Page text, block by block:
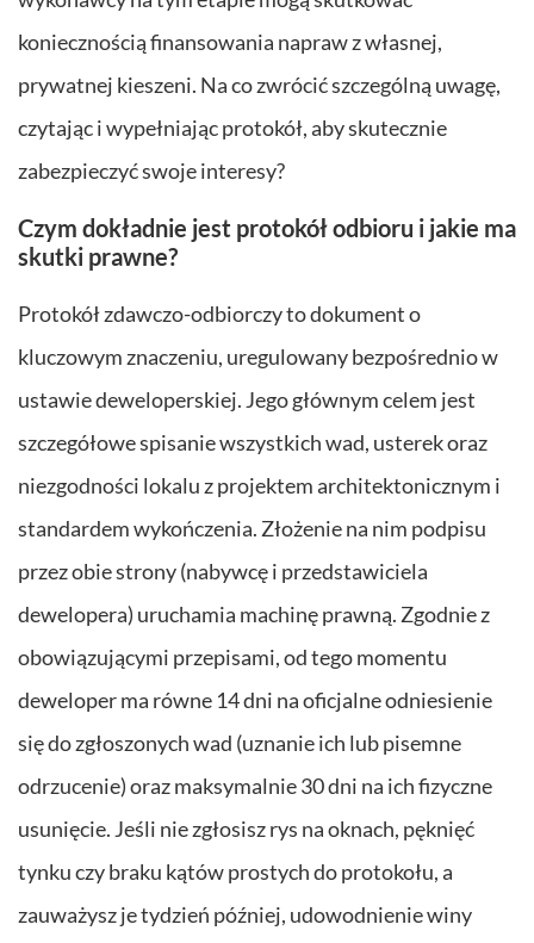
koniecznością finansowania napraw z własnej,
prywatnej kieszeni. Na co zwrócić szczególną uwagę,
czytając i wypełniając protokół, aby skutecznie
zabezpieczyć swoje interesy?
Czym dokładnie jest protokół odbioru i jakie ma
skutki prawne?
Protokół zdawczo-odbiorczy to dokument o
kluczowym znaczeniu, uregulowany bezpośrednio w
ustawie deweloperskiej. Jego głównym celem jest
szczegółowe spisanie wszystkich wad, usterek oraz
niezgodności lokalu z projektem architektonicznym i
standardem wykończenia. Złożenie na nim podpisu
przez obie strony (nabywcę i przedstawiciela
dewelopera) uruchamia machinę prawną. Zgodnie z
obowiązującymi przepisami, od tego momentu
deweloper ma równe 14 dni na oficjalne odniesienie
się do zgłoszonych wad (uznanie ich lub pisemne
odrzucenie) oraz maksymalnie 30 dni na ich fizyczne
usunięcie. Jeśli nie zgłosisz rys na oknach, pęknięć
tynku czy braku kątów prostych do protokołu, a
zauważysz je tydzień później, udowodnienie winy